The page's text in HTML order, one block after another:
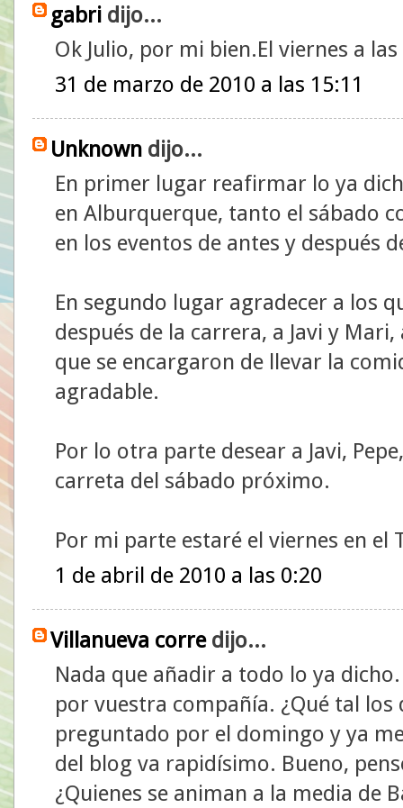
gabri dijo...
Ok Julio, por mi bien.El viernes a
31 de marzo de 2010 a las 15:11
Unknown dijo...
En primer lugar reafirmar lo ya
en Alburquerque, tanto el sábado
en los eventos de antes y después
En segundo lugar agradecer a los
después de la carrera, a Javi y
que se encargaron de llevar la
agradable.
Por lo otra parte desear a Javi,
carreta del sábado próximo.
Por mi parte estaré el viernes en el
1 de abril de 2010 a las 0:20
Villanueva corredijo...
Nada que añadir a todo lo ya
por vuestra compañía. ¿Qué tal los
preguntado por el domingo y ya
del blog va rapidísimo. Bueno,
¿Quienes se animan a la media de